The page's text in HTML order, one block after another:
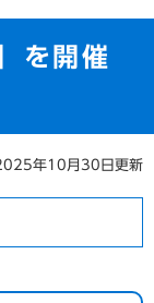
を開催
年10月30日更新